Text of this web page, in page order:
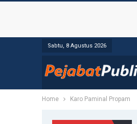
Sabtu, 8 Agustus 2026
Home Karo Paminal Propam